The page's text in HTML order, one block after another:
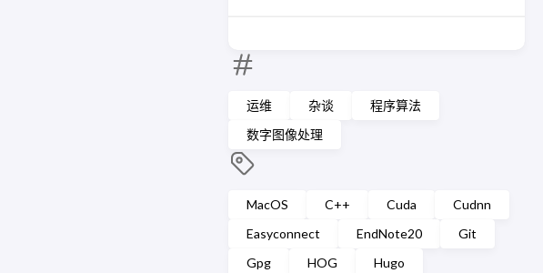
运维 杂谈
程序算法
数字图像处理
MacOS C++ Cuda
Cudnn
Easyconnect
EndNote20
Git
Gpg
HOG Hugo